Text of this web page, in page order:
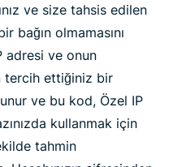
ve size tahsis edilen
bağın olmamasını
adresi ve onun
tercih ettiğiniz bir
ve bu kod, Özel IP
kullanmak için
tahmin